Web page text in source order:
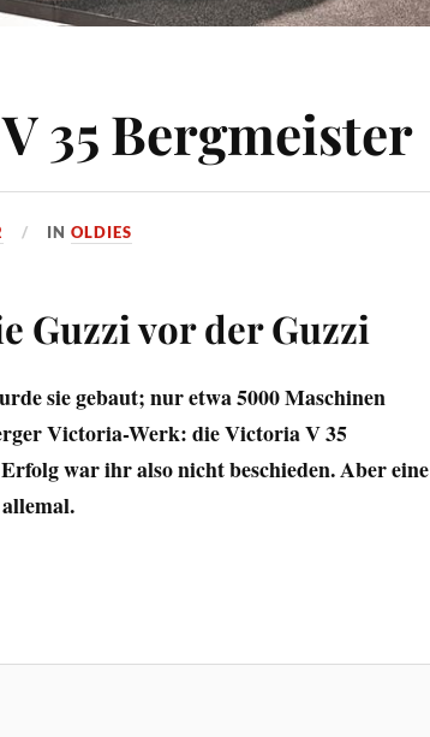
35 Bergmeister
INOLDIES
Guzzi vor der Guzzi
sie gebaut; nur etwa 5000 Maschinen
Victoria-Werk: die Victoria V 35
war ihr also nicht beschieden. Aber eine